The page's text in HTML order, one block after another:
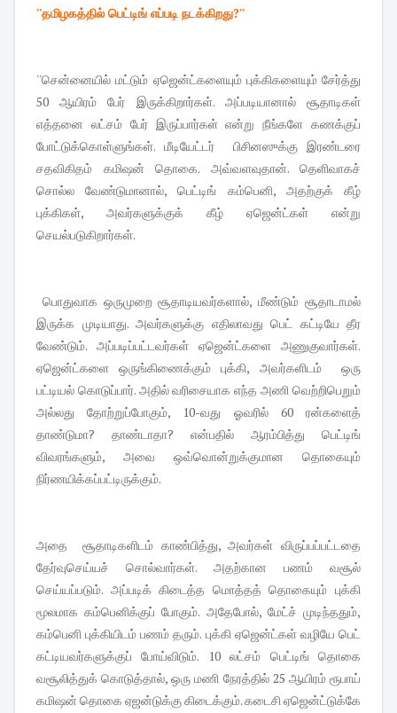
''தமிழகத்தில் பெட்டிங் எப்படி நடக்கிறது?''
''சென்னையில் மட்டும் ஏஜென்ட்களையும் புக்கி​களையும் சேர்த்து
50 ஆயிரம் பேர் இருக்கிறார்கள். அப்படியானால் சூதாடிகள்
எத்தனை லட்சம் பேர் இருப்பார்கள் என்று நீங்களே கணக்குப்
போட்டுக்கொள்ளுங்கள். மீடியேட்டர் பிசினஸுக்கு இரண்டரை
சதவிகிதம் கமிஷன் தொகை. அவ்வளவுதான். தெளிவாகச்
சொல்ல வேண்டுமானால், பெட்டிங் கம்பெனி, அதற்குக் கீழ்
புக்கிகள், அவர்களுக்குக் கீழ் ஏஜென்ட்கள் என்று
செயல்படுகிறார்கள்.
பொதுவாக ஒருமுறை சூதாடியவர்களால், மீண்டும் சூதாடாமல்
இருக்க முடியாது. அவர்களுக்கு எதிலாவது பெட் கட்டியே தீர
வேண்டும். அப்படிப்பட்டவர்கள் ஏஜென்ட்களை அணுகுவார்கள்.
ஏஜென்ட்களை ஒருங்கிணைக்கும் புக்கி, அவர்களிடம் ஒரு
பட்டியல் கொடுப்பார். அதில் வரிசையாக எந்த அணி வெற்றிபெறும்
அல்லது தோற்றுப்போகும், 10-வது ஓவரில் 60 ரன்களைத்
தாண்டுமா? தாண்டாதா? என்பதில் ஆரம்பித்து பெட்டிங்
விவரங்களும், அவை ஒவ்வொன்றுக்குமான தொகையும்
நிர்ணயிக்கப்பட்டிருக்கும்.
அதை சூதாடிகளிடம் காண்பித்து, அவர்கள் விருப்பப்பட்டதை
தேர்வுசெய்யச் சொல்வார்கள். அதற்கான பணம் வசூல்
செய்யப்படும். அப்படிக் கிடைத்த மொத்தத் தொகையும் புக்கி
மூலமாக கம்பெனிக்குப் போகும். அதேபோல், மேட்ச் முடிந்ததும்,
கம்பெனி புக்கியிடம் பணம் தரும். புக்கி ஏஜென்ட்கள் வழியே பெட்
கட்டியவர்களுக்குப் போய்விடும். 10 லட்சம் பெட்டிங் தொகை
வசூலித்துக் கொடுத்தால், ஒரு மணி நேரத்தில் 25 ஆயிரம் ரூபாய்
கமிஷன் தொகை ஏஜன்டுக்கு கிடைக்கும். கடைசி ஏஜென்ட்டுக்கே